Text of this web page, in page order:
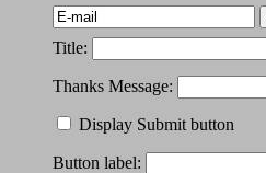
Title:
Thanks Message:
Display Submit button
Button label: